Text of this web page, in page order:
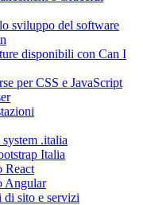
sviluppo del software
disponibili con Can I
per CSS e JavaScript
.italia
Italia
React
Angular
sito e servizi